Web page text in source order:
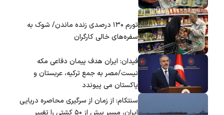
تورم ۱۳۰ درصدی زنده ماندن/ شوک به
سفره‌های خالی کارگران
فیدان: ایران هدف پیمان دفاعی مکه
نیست/مصر به جمع ترکیه، عربستان و
پاکستان می پیوندد
سنتکام: از زمان از سرگیری محاصره دریایی
ایران، مسیر بیش از ۵۰ کشتی را تغییر